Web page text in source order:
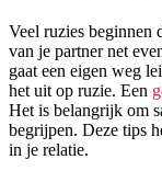
Veel ruzies beginnen
van je partner net
gaat een eigen weg
het uit op ruzie. Een
Het is belangrijk om
begrijpen. Deze tips
in je relatie.